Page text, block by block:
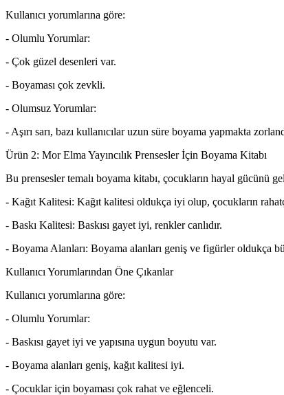
Kullanıcı yorumlarına göre:
- Olumlu Yorumlar:
- Çok güzel desenleri var.
- Boyaması çok zevkli.
- Olumsuz Yorumlar:
- Aşırı sarı, bazı kullanıcılar uzun süre boyama yapmakta
Ürün 2: Mor Elma Yayıncılık Prensesler İçin Boyama Kitabı
Bu prensesler temalı boyama kitabı, çocukların hayal gücünü
- Kağıt Kalitesi: Kağıt kalitesi oldukça iyi olup, çocukların
- Baskı Kalitesi: Baskısı gayet iyi, renkler canlıdır.
- Boyama Alanları: Boyama alanları geniş ve figürler oldukça
Kullanıcı Yorumlarından Öne Çıkanlar
Kullanıcı yorumlarına göre:
- Olumlu Yorumlar:
- Baskısı gayet iyi ve yapısına uygun boyutu var.
- Boyama alanları geniş, kağıt kalitesi iyi.
- Çocuklar için boyaması çok rahat ve eğlenceli.